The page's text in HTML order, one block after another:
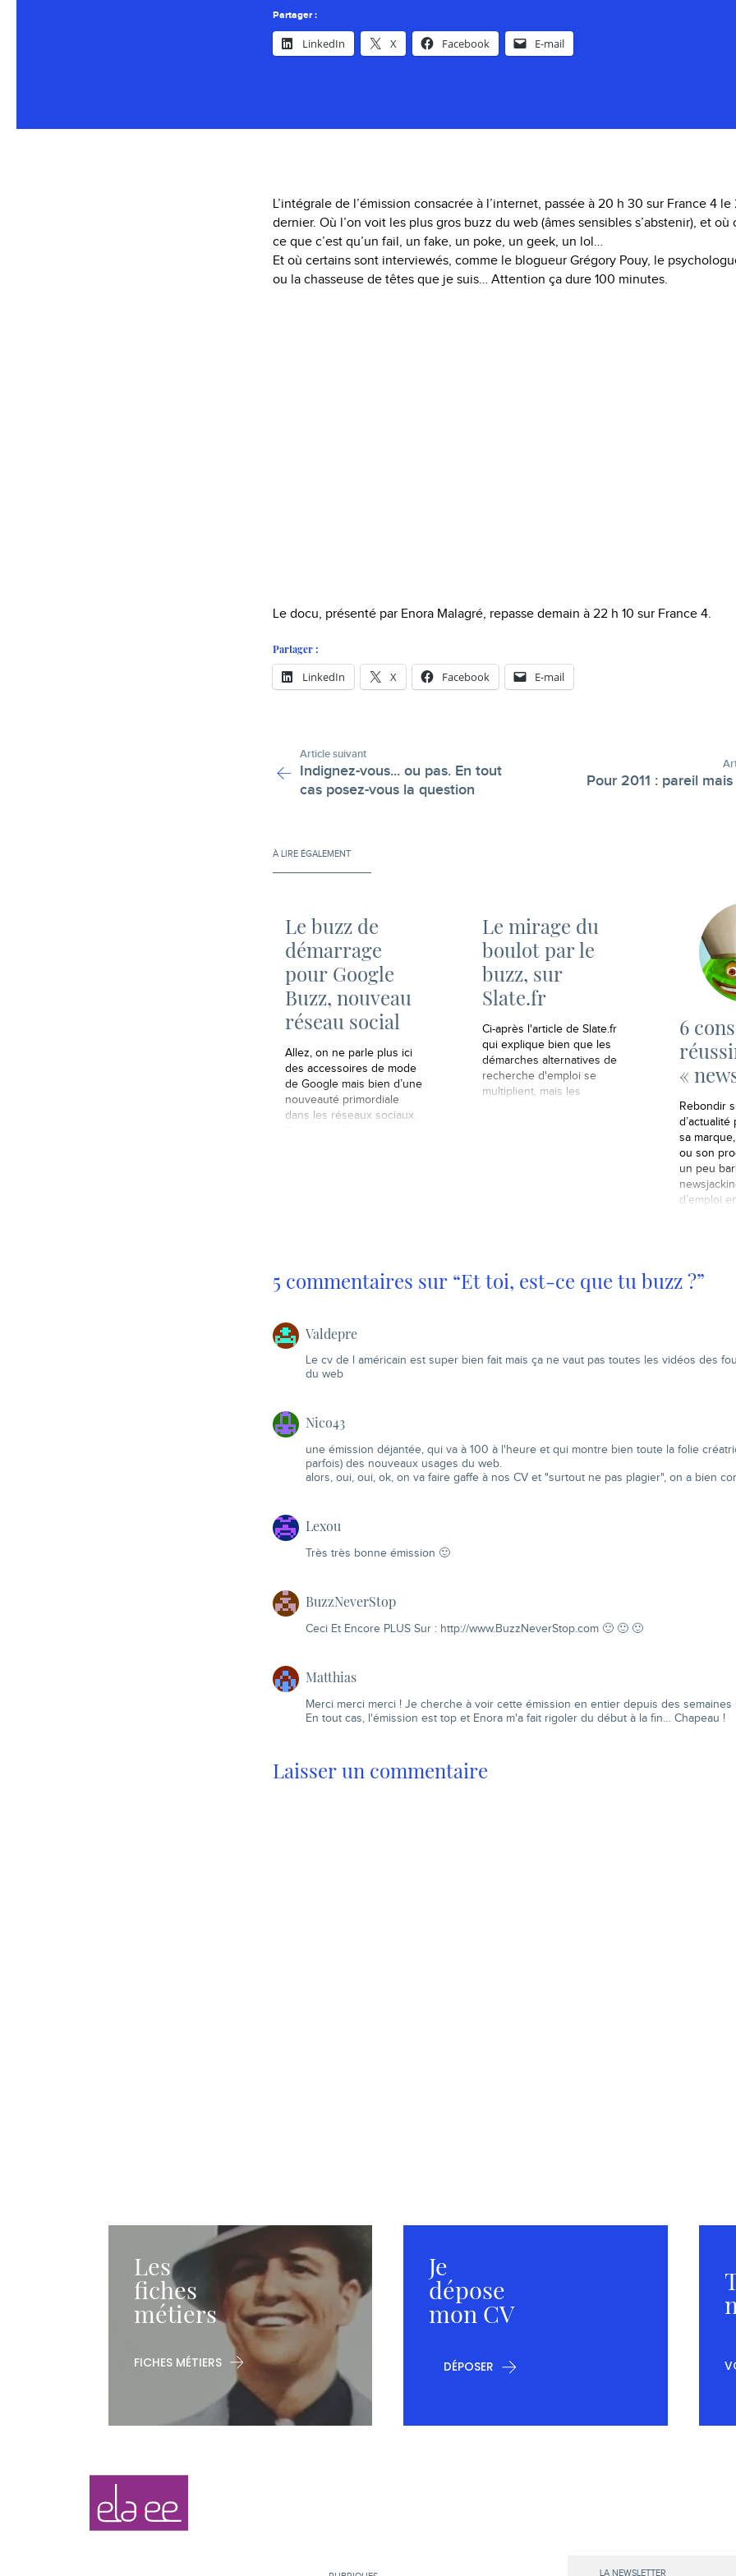
Partager :
LinkedIn X Facebook E-mail
L’intégrale de l’émission consacrée à l’internet, passée à 20 h 30 sur France 4
dernier. Où l’on voit les plus gros buzz du web (âmes sensibles s’abstenir), et
ce que c’est qu’un fail, un fake, un poke, un geek, un lol…
Et où certains sont interviewés, comme le blogueur Grégory Pouy, le
ou la chasseuse de têtes que je suis… Attention ça dure 100 minutes.
Le docu, présenté par Enora Malagré, repasse demain à 22 h 10 sur France 4.
Partager :
LinkedIn X Facebook E-mail
Article suivant
Indignez-vous... ou pas. En tout
cas posez-vous la question
Pour 2011 : pareil
À LIRE ÉGALEMENT
Le buzz de
démarrage
pour Google
Buzz, nouveau
réseau social
Allez, on ne parle plus ici
des accessoires de mode
de Google mais bien d’une
nouveauté primordiale
dans les réseaux sociaux.
Le mirage du
boulot par le
buzz, sur
Slate.fr
Ci-après l'article de Slate.fr
qui explique bien que les
démarches alternatives de
recherche d'emploi se
multiplient, mais les
6
«
Rebondir
sa
ou son
un peu
d’emploi
5 commentaires sur “Et toi, est-ce que tu buzz ?”
Valdepre
Le cv de l américain est super bien fait mais ça ne vaut pas toutes les vidéos des
du web
Nico43
une émission déjantée, qui va à 100 à l'heure et qui montre bien toute la folie
parfois) des nouveaux usages du web.
alors, oui, oui, ok, on va faire gaffe à nos CV et "surtout ne pas plagier", on a bien
Lexou
Très très bonne émission 🙂
BuzzNeverStop
Ceci Et Encore PLUS Sur : http://www.BuzzNeverStop.com 🙂 🙂 🙂
Matthias
Merci merci merci ! Je cherche à voir cette émission en entier depuis des semaines
En tout cas, l'émission est top et Enora m'a fait rigoler du début à la fin… Chapeau !
Laisser un commentaire
Les
fiches
métiers
FICHES MÉTIERS
Je
dépose
mon CV
DÉPOSER
Navigation
secondaire
Elaee
LA NEWSLETTER